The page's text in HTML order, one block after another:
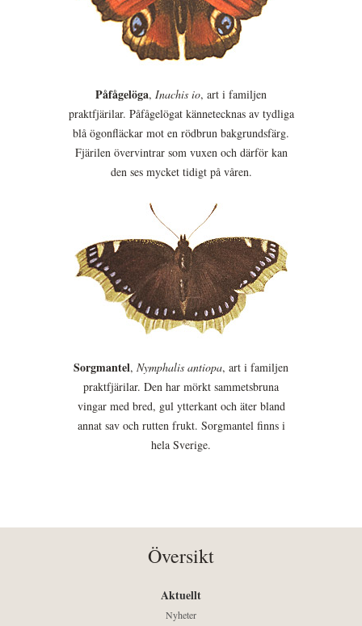
Påfågelöga, Inachis io, art i familjen
praktfjärilar. Påfågelögat kännetecknas av tydliga
blå ögonfläckar mot en rödbrun bakgrundsfärg.
Fjärilen övervintrar som vuxen och därför kan
den ses mycket tidigt på våren.
Sorgmantel, Nymphalis antiopa, art i familjen
praktfjärilar. Den har mörkt sammetsbruna
vingar med bred, gul ytterkant och äter bland
annat sav och rutten frukt. Sorgmantel finns i
hela Sverige.
Översikt
Aktuellt
Nyheter